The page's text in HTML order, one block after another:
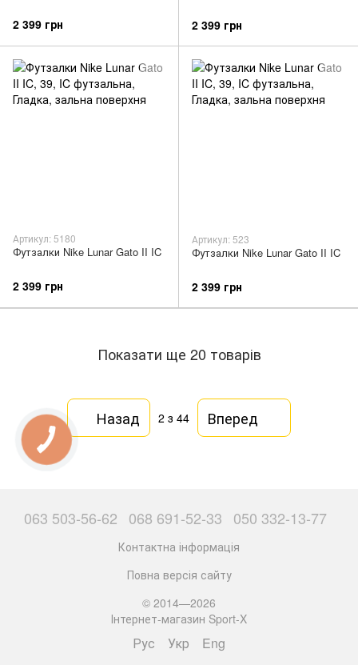
2 399 грн 2 399 грн
Артикул: 5180
Футзалки Nike Lunar Gato II IC
2 399 грн
Артикул: 523
Футзалки Nike Lunar Gato II IC
2 399 грн
Показати ще 20 товарів
Назад 2 з 44 Вперед
063 503-56-62 068 691-52-33 050 332-13-77
Контактна інформація
Повна версія сайту
© 2014—2026
Інтернет-магазин Sport-X
Рус Укр Eng